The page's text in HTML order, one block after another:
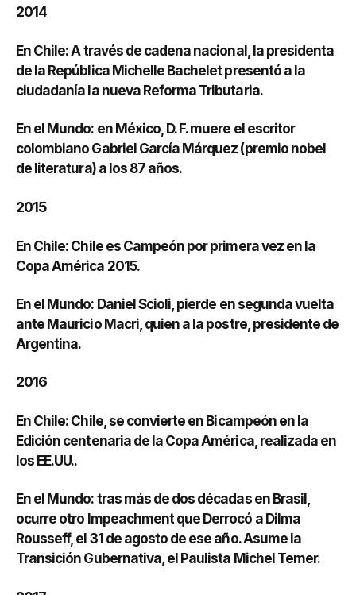
2014
En Chile: A través de cadena nacional, la presidenta
de la República Michelle Bachelet presentó a la
ciudadanía la nueva Reforma Tributaria.
En el Mundo: en México, D. F. muere el escritor
colombiano Gabriel García Márquez (premio nobel
de literatura) a los 87 años.
2015
En Chile: Chile es Campeón por primera vez en la
Copa América 2015.
En el Mundo: Daniel Scioli, pierde en segunda vuelta
ante Mauricio Macri, quien a la postre, presidente de
Argentina.
2016
En Chile: Chile, se convierte en Bicampeón en la
Edición centenaria de la Copa América, realizada en
los EE.UU..
En el Mundo: tras más de dos décadas en Brasil,
ocurre otro Impeachment que Derrocó a Dilma
Rousseff, el 31 de agosto de ese año. Asume la
Transición Gubernativa, el Paulista Michel Temer.